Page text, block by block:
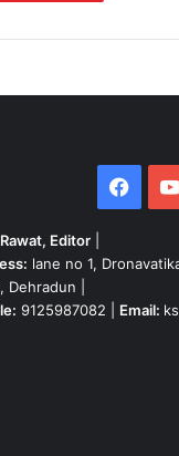
Editor|
lane no 1,
Dehradun |
9125987082 | Email: